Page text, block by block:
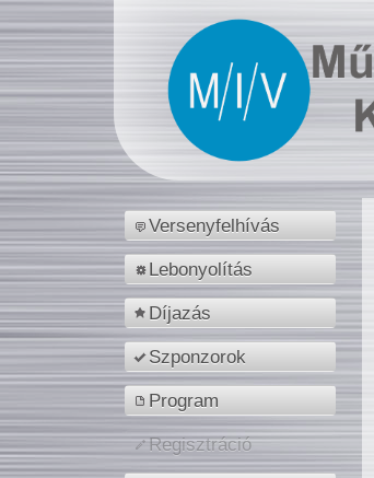
Versenyfelhívás
Lebonyolítás
Díjazás
Szponzorok
Program
Regisztráció